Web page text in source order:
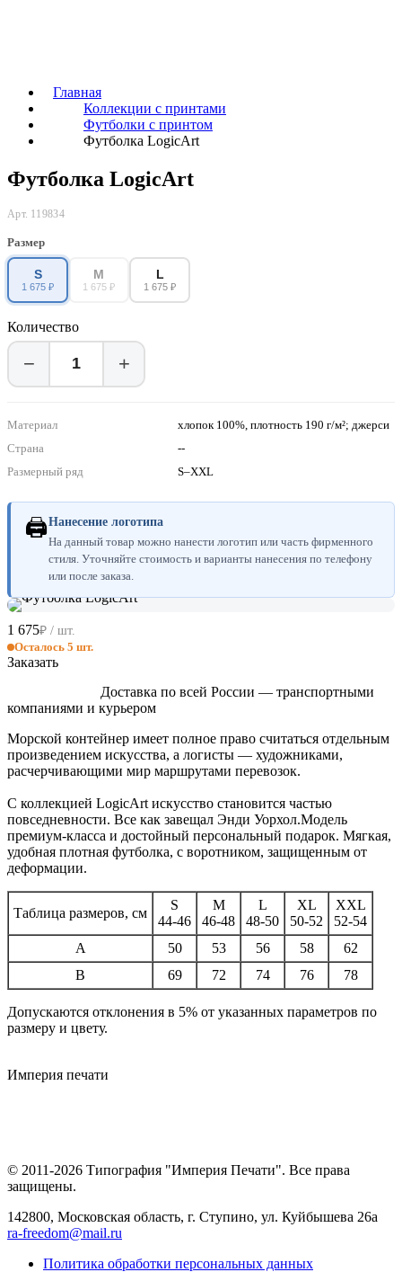
Главная
Коллекции с принтами
Футболки с принтом
Футболка LogicArt
Футболка LogicArt
Арт. 119834
Размер
S
1 675 ₽
M
1 675 ₽
L
1 675 ₽
Количество
− +
Материал
хлопок 100%, плотность 190 г/м²; джерси
Страна
--
Размерный ряд
S–XXL
🖨Нанесение логотипа
На данный товар можно нанести логотип или часть фирменного
стиля. Уточняйте стоимость и варианты нанесения по телефону
или после заказа.
1 675₽ / шт.
Осталось 5 шт.
Заказать
Доставка по всей России — транспортными
компаниями и курьером
Морской контейнер имеет полное право считаться отдельным
произведением искусства, а логисты — художниками,
расчерчивающими мир маршрутами перевозок.
С коллекцией LogicArt искусство становится частью
повседневности. Все как завещал Энди Уорхол.Модель
премиум-класса и достойный персональный подарок. Мягкая,
удобная плотная футболка, с воротником, защищенным от
деформации.
Таблица размеров, см
S
44-46
M
46-48
L
48-50
XL
50-52
XXL
52-54
A
50 53 56 58
62
B
69 72 74 76 78
Допускаются отклонения в 5% от указанных параметров по
размеру и цвету.
Империя печати
© 2011-2026 Типография "Империя Печати". Все права
защищены.
142800, Московская область, г. Ступино, ул. Куйбышева 26а
ra-freedom@mail.ru
Политика обработки персональных данных